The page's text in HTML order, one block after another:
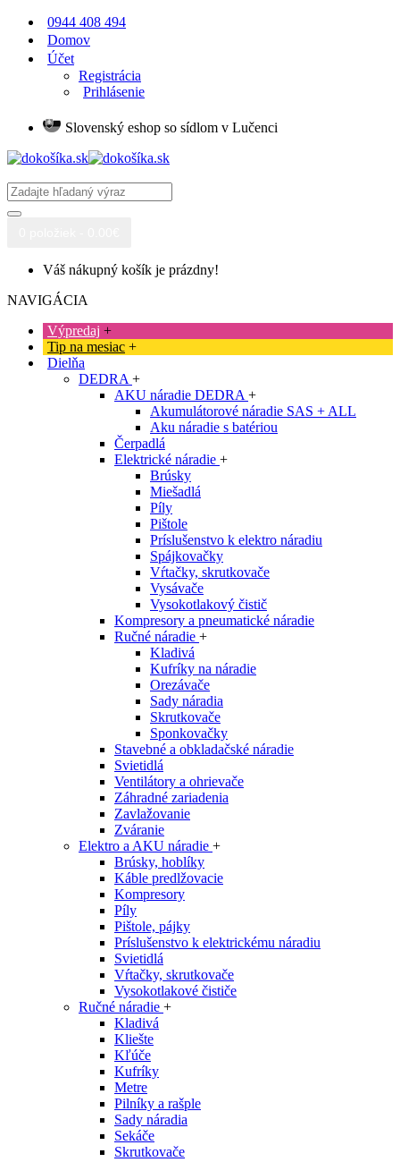
0944 408 494
Domov
Účet
Registrácia
Prihlásenie
Slovenský eshop so sídlom v Lučenci
Váš nákupný košík je prázdny!
NAVIGÁCIA
Výpredaj +
Tip na mesiac +
Dielňa
DEDRA +
AKU náradie DEDRA +
Akumulátorové náradie SAS + ALL
Aku náradie s batériou
Čerpadlá
Elektrické náradie +
Brúsky
Miešadlá
Píly
Pištole
Príslušenstvo k elektro náradiu
Spájkovačky
Vŕtačky, skrutkovače
Vysávače
Vysokotlakový čistič
Kompresory a pneumatické náradie
Ručné náradie +
Kladivá
Kufríky na náradie
Orezávače
Sady náradia
Skrutkovače
Sponkovačky
Stavebné a obkladačské náradie
Svietidlá
Ventilátory a ohrievače
Záhradné zariadenia
Zavlažovanie
Zváranie
Elektro a AKU náradie +
Brúsky, hoblíky
Káble predlžovacie
Kompresory
Píly
Pištole, pájky
Príslušenstvo k elektrickému náradiu
Svietidlá
Vŕtačky, skrutkovače
Vysokotlakové čističe
Ručné náradie +
Kladivá
Kliešte
Kľúče
Kufríky
Metre
Pilníky a rašple
Sady náradia
Sekáče
Skrutkovače